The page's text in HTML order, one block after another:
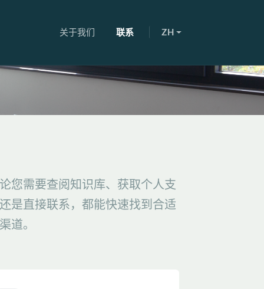
关于我们 联系 ZH
您需要查阅知识库、获取个人支
是直接联系，都能快速找到合适
道。